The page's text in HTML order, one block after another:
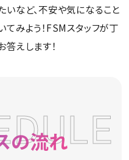
いなど、不安や気になること
てみよう！FSMスタッフが丁
答えします！
の流れ